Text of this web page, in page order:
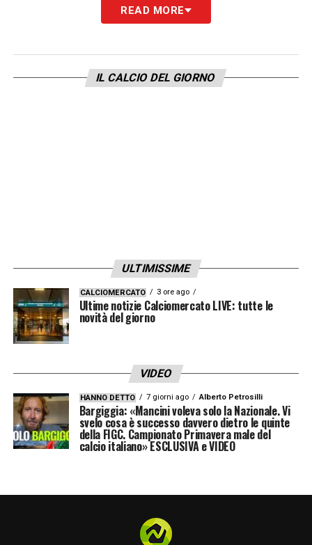
CAGLIARI (4-3-1-2): Scuffet 6; Zappa 6,
sv); Nandez 7 (44′ st Di Pardo sv), Sulemana
6, Deiola 6 (22′ st Prati 7); Gaetano 5.5 (22′
READ MORE
IL CALCIO DEL GIORNO
ULTIMISSIME
CALCIOMERCATO 3 ore ago
Ultime notizie Calciomercato LIVE: tutte le
novità del giorno
VIDEO
HANNO DETTO 7 giorni ago Alberto Petrosilli
Bargiggia: «Mancini voleva solo la Nazionale. Vi
svelo cosa è successo davvero dietro le quinte
della FIGC. Campionato Primavera male del
calcio italiano» ESCLUSIVA e VIDEO